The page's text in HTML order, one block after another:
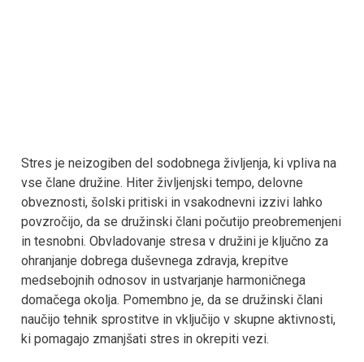
Stres je neizogiben del sodobnega življenja, ki vpliva na
vse člane družine. Hiter življenjski tempo, delovne
obveznosti, šolski pritiski in vsakodnevni izzivi lahko
povzročijo, da se družinski člani počutijo preobremenjeni
in tesnobni. Obvladovanje stresa v družini je ključno za
ohranjanje dobrega duševnega zdravja, krepitve
medsebojnih odnosov in ustvarjanje harmoničnega
domačega okolja. Pomembno je, da se družinski člani
naučijo tehnik sprostitve in vključijo v skupne aktivnosti,
ki pomagajo zmanjšati stres in okrepiti vezi.